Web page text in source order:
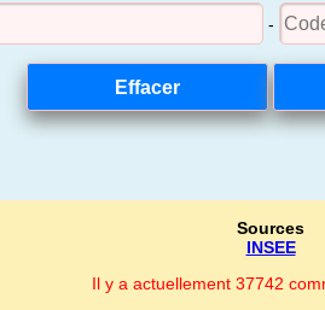
-
Sources
INSEE
Il y a actuellement 37742